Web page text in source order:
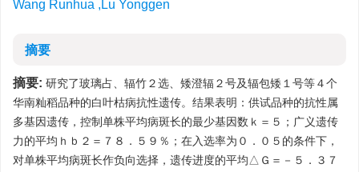
Wang Runhua ,Lu Yonggen
摘要
摘要: 研究了玻璃占、辐竹２选、矮澄辐２号及辐包矮１号等４个
华南籼稻品种的白叶枯病抗性遗传。结果表明：供试品种的抗性属
多基因遗传，控制单株平均病斑长的最少基因数ｋ＝５；广义遗传
力的平均ｈｂ２＝７８．５９％；在入选率为０．０５的条件下，
对单株平均病斑长作负向选择，遗传进度的平均△Ｇ＝－５．３７